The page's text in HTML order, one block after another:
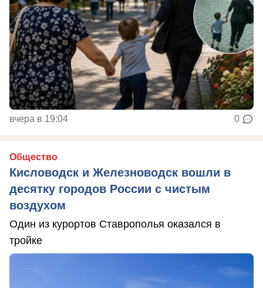
вчера в 19:04 0
Общество
Кисловодск и Железноводск вошли в
десятку городов России с чистым
воздухом
Один из курортов Ставрополья оказался в
тройке